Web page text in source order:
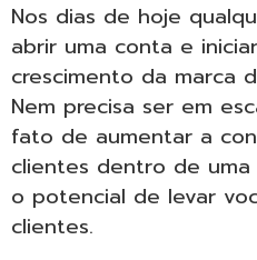
Nos dias de hoje
abrir uma conta e
crescimento da marca
Nem precisa ser em
fato de aumentar a
clientes dentro de
o potencial de levar
clientes.